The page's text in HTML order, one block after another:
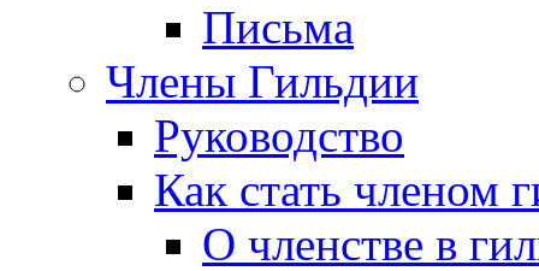
Письма
Члены Гильдии
Руководство
Как стать членом
О членстве в